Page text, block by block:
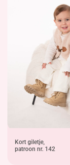
Kort giletje,
patroon nr. 142